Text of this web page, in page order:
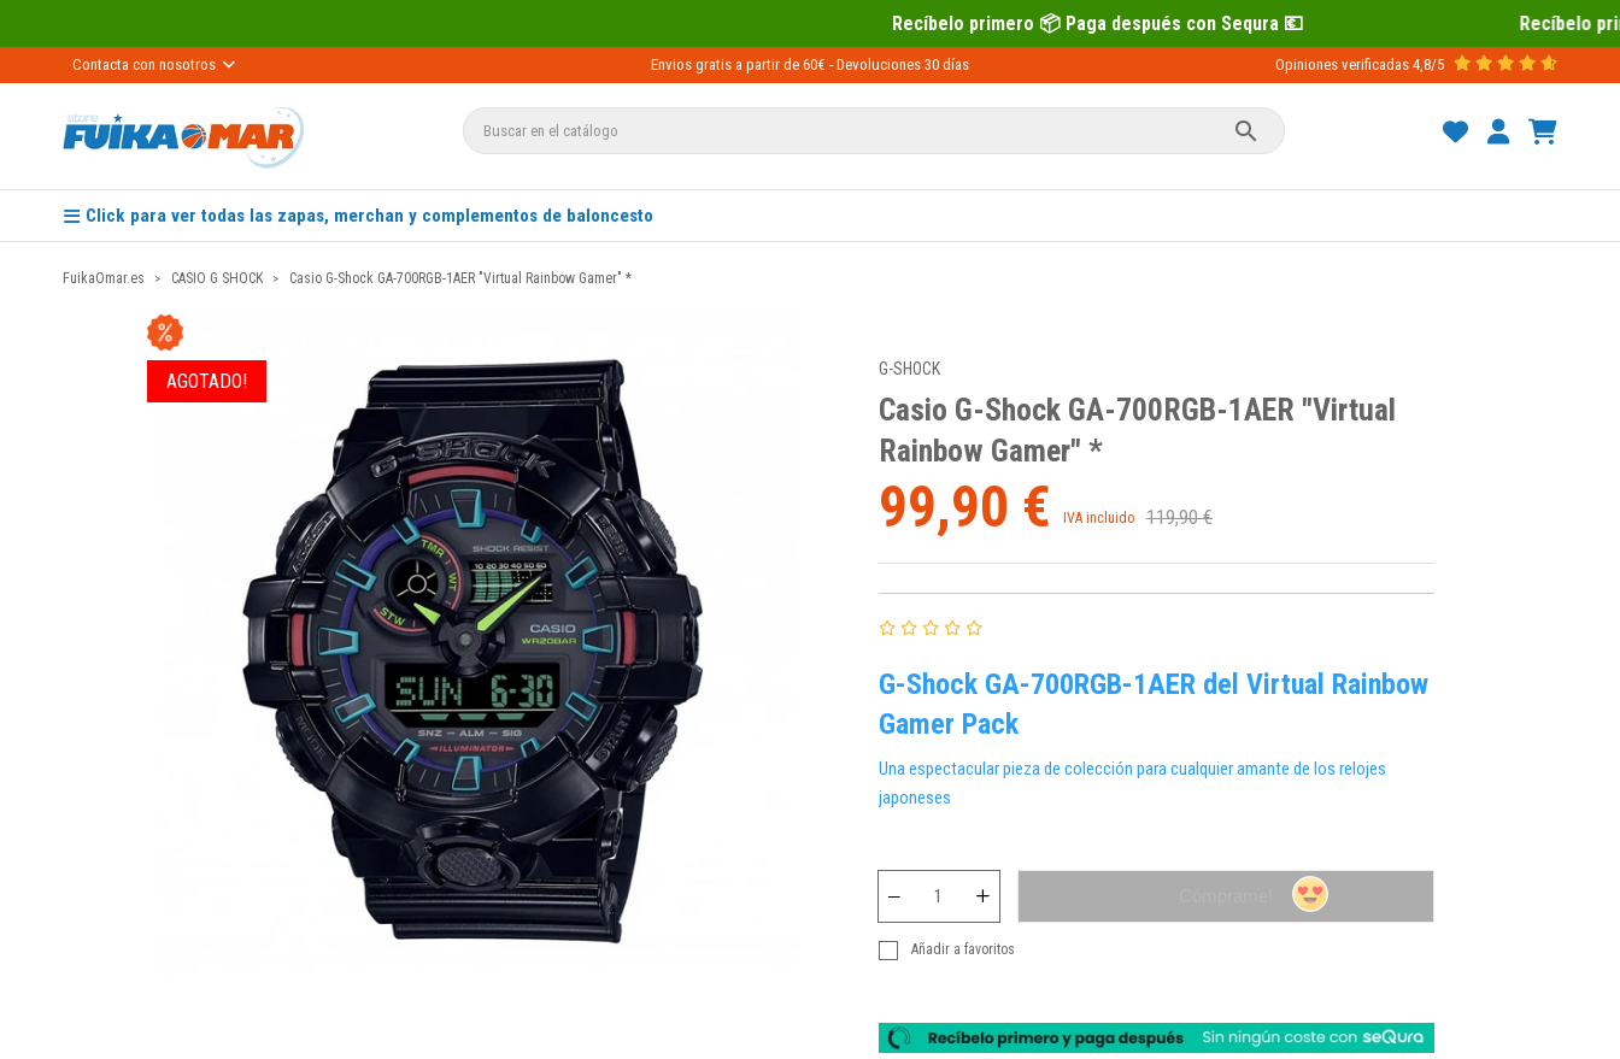
Recíbelo primero 📦 Paga después con Sequra 💶 Recíbelo primero 📦 Paga
Contacta con nosotros Envios gratis a partir de 60€ - Devoluciones 30 días Opiniones verificadas 4,8/5

Click para ver todas las zapas, merchan y complementos de baloncesto
FuikaOmar.es CASIO G SHOCK Casio G-Shock GA-700RGB-1AER "Virtual Rainbow Gamer" *
AGOTADO!
G-SHOCK
Casio G-Shock GA-700RGB-1AER "Virtual
Rainbow Gamer" *
99,90 € IVA incluido 119,90 €
G-Shock GA-700RGB-1AER del Virtual Rainbow
Gamer Pack
Una espectacular pieza de colección para cualquier amante de los relojes
japoneses
Añadir a favoritos